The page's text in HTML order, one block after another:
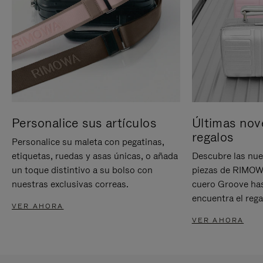
Personalice sus artículos
Personalice su maleta con pegatinas,
etiquetas, ruedas y asas únicas, o añada
un toque distintivo a su bolso con
nuestras exclusivas correas.
VER AHORA
Últimas
regalos
Descubre las
piezas de
cuero Groove
encuentra el
VER AHORA